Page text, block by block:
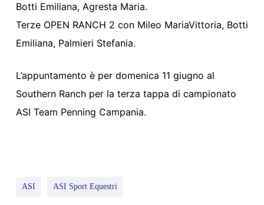
Botti Emiliana, Agresta Maria.
Terze OPEN RANCH 2 con Mileo MariaVittoria, Botti
Emiliana, Palmieri Stefania.
L’appuntamento è per domenica 11 giugno al
Southern Ranch per la terza tappa di campionato
ASI Team Penning Campania.
ASI ASI Sport Equestri